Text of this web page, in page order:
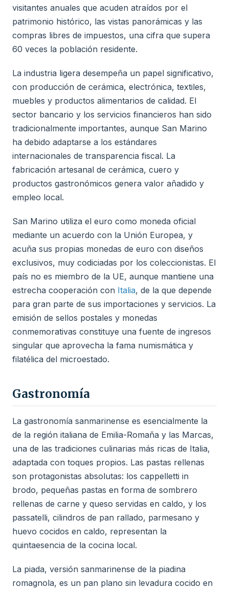
visitantes anuales que acuden atraídos por el
patrimonio histórico, las vistas panorámicas y las
compras libres de impuestos, una cifra que supera
60 veces la población residente.
La industria ligera desempeña un papel significativo,
con producción de cerámica, electrónica, textiles,
muebles y productos alimentarios de calidad. El
sector bancario y los servicios financieros han sido
tradicionalmente importantes, aunque San Marino
ha debido adaptarse a los estándares
internacionales de transparencia fiscal. La
fabricación artesanal de cerámica, cuero y
productos gastronómicos genera valor añadido y
empleo local.
San Marino utiliza el euro como moneda oficial
mediante un acuerdo con la Unión Europea, y
acuña sus propias monedas de euro con diseños
exclusivos, muy codiciadas por los coleccionistas. El
país no es miembro de la UE, aunque mantiene una
estrecha cooperación con Italia, de la que depende
para gran parte de sus importaciones y servicios. La
emisión de sellos postales y monedas
conmemorativas constituye una fuente de ingresos
singular que aprovecha la fama numismática y
filatélica del microestado.
Gastronomía
La gastronomía sanmarinense es esencialmente la
de la región italiana de Emilia-Romaña y las Marcas,
una de las tradiciones culinarias más ricas de Italia,
adaptada con toques propios. Las pastas rellenas
son protagonistas absolutas: los cappelletti in
brodo, pequeñas pastas en forma de sombrero
rellenas de carne y queso servidas en caldo, y los
passatelli, cilindros de pan rallado, parmesano y
huevo cocidos en caldo, representan la
quintaesencia de la cocina local.
La piada, versión sanmarinense de la piadina
romagnola, es un pan plano sin levadura cocido en